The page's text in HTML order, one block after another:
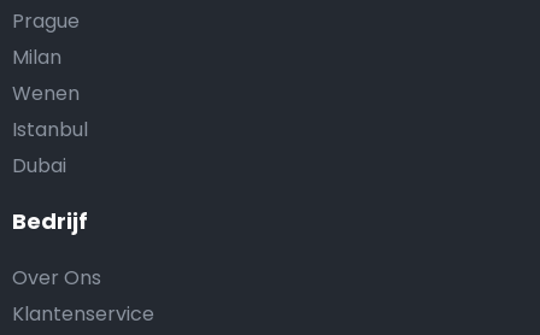
Bedrijf
Over Ons
Klantenservice
Prague
Milan
Wenen
Istanbul
Dubai